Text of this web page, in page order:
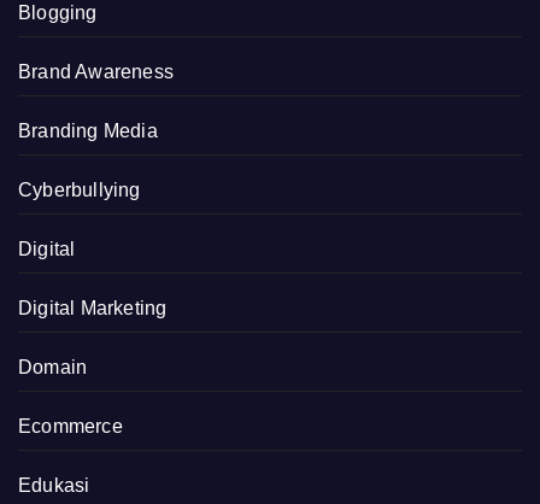
Blogging
Brand Awareness
Branding Media
Cyberbullying
Digital
Digital Marketing
Domain
Ecommerce
Edukasi